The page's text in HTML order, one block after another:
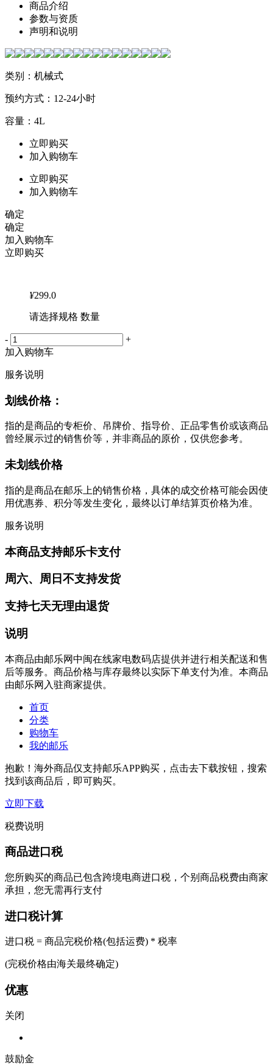
商品介绍
参数与资质
声明和说明
类别：机械式
预约方式：12-24小时
容量：4L
立即购买
加入购物车
立即购买
加入购物车
确定
确定
加入购物车
立即购买
¥299.0
请选择规格 数量
-
+
加入购物车
服务说明
划线价格：
指的是商品的专柜价、吊牌价、指导价、正品零售价或该商品
曾经展示过的销售价等，并非商品的原价，仅供您参考。
未划线价格
指的是商品在邮乐上的销售价格，具体的成交价格可能会因使
用优惠券、积分等发生变化，最终以订单结算页价格为准。
服务说明
本商品支持邮乐卡支付
周六、周日不支持发货
支持七天无理由退货
说明
本商品由邮乐网中闽在线家电数码店提供并进行相关配送和售
后等服务。商品价格与库存最终以实际下单支付为准。本商品
由邮乐网入驻商家提供。
首页
分类
购物车
我的邮乐
抱歉！海外商品仅支持邮乐APP购买，点击去下载按钮，搜索
找到该商品后，即可购买。
立即下载
税费说明
商品进口税
您所购买的商品已包含跨境电商进口税，个别商品税费由商家
承担，您无需再行支付
进口税计算
进口税 = 商品完税价格(包括运费) * 税率
(完税价格由海关最终确定)
优惠
关闭
鼓励金